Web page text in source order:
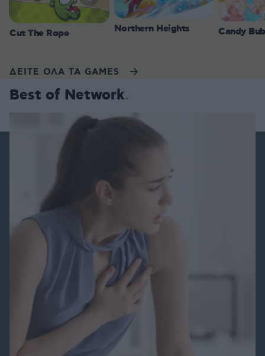
Cut The Rope Northern Heights Candy
ΔΕΙΤΕ ΟΛΑ ΤΑ GAMES
Best of Network